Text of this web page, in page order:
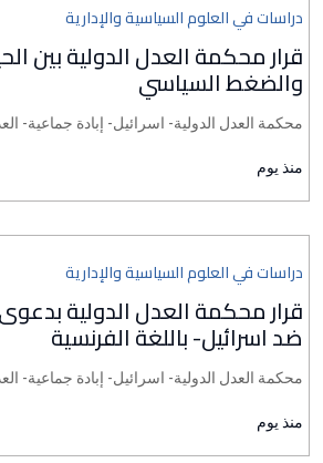
دراسات في العلوم السياسية والإدارية
قرار محكمة العدل الدولية بين
والضغط السياسي
محكمة العدل الدولية- اسرائيل- إبادة جماعية-
منذ يوم
دراسات في العلوم السياسية والإدارية
قرار محكمة العدل الدولية
ضد اسرائيل- باللغة الفرنسية
محكمة العدل الدولية- اسرائيل- إبادة جماعية-
منذ يوم